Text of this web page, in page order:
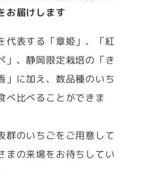
お届けします
代表する「章姫」、「紅
」、静岡限定栽培の「き
」に加え、数品種のいち
べ比べることができま
群のいちごをご用意して
まの来場をお待ちしてい